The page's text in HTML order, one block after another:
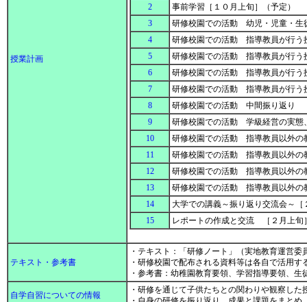
授業計画
2
事前学習［１０月上旬］（予定）
3
研修校園での活動 幼児・児童・生
4
研修校園での活動 指導教員が行う
5
研修校園での活動 指導教員が行う
6
研修校園での活動 指導教員が行う
7
研修校園での活動 指導教員が行う
8
研修校園での活動 中間振り返り
9
研修校園での活動 学級経営の実態
10
研修校園での活動 指導教員以外の
11
研修校園での活動 指導教員以外の
12
研修校園での活動 指導教員以外の
13
研修校園での活動 指導教員以外の
14
大学での講義～振り返り交流会～
15
レポートの作成と交流 ［２月上旬
テキスト・参考書
・テキスト：「研修ノート」（実地教育運営
・研修校園で配布される資料等は各自で活用す
・参考書：幼稚園教育要領、学習指導要領、生
自学自習についての情報
・研修を通じて子供たちとの関わりや観察し